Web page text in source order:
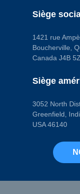
Siège
1421 rue
Boucherville,
Canada J4B
Siège
3052 North
Greenfield,
USA 46140